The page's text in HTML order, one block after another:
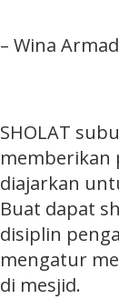
– Wina
SHOLAT
memberikan
diajarkan
Buat dapat
disiplin
mengatur
di mesjid.